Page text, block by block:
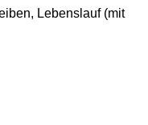
Lebenslauf (mit